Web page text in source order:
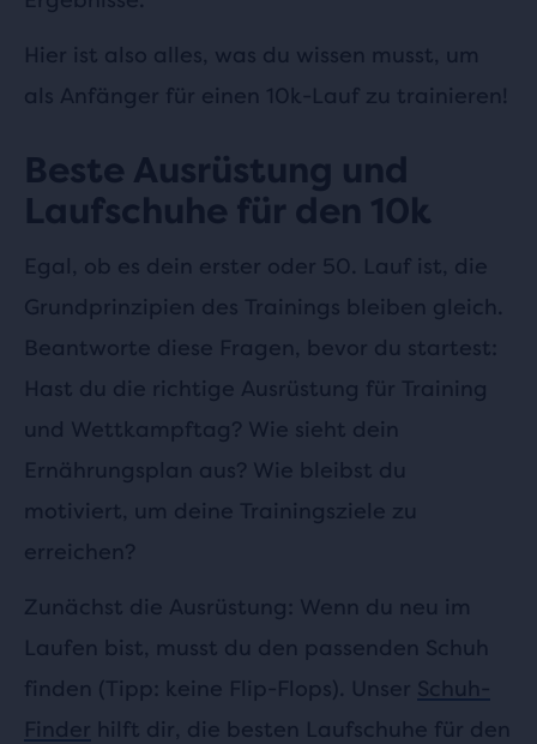
Hier ist also alles, was du wissen musst, um
als Anfänger für einen 10k-Lauf zu trainieren!
Beste Ausrüstung und
Laufschuhe für den 10k
Egal, ob es dein erster oder 50. Lauf ist, die
Grundprinzipien des Trainings bleiben gleich.
Beantworte diese Fragen, bevor du startest:
Hast du die richtige Ausrüstung für Training
und Wettkampftag? Wie sieht dein
Ernährungsplan aus? Wie bleibst du
motiviert, um deine Trainingsziele zu
erreichen?
Zunächst die Ausrüstung: Wenn du neu im
Laufen bist, musst du den passenden Schuh
finden (Tipp: keine Flip-Flops). Unser Schuh-
Finder hilft dir, die besten Laufschuhe für den